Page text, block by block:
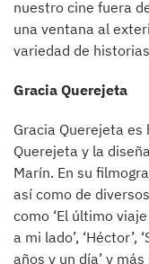
nuestro cine fuera
una ventana al
variedad de
Gracia Querejeta
Gracia Querejeta
Querejeta y la
Marín. En su
así como de
como ‘El último
a mi lado’, ‘Héctor’,
años y un día’ y